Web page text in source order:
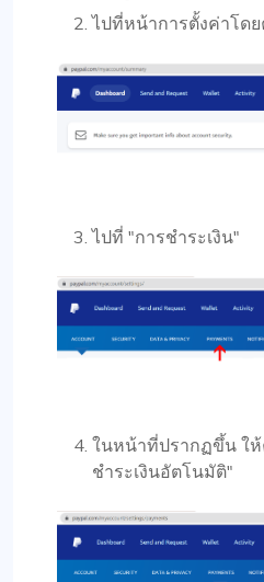
ไปที่หน้าการตั้งค่าโด
ไปที่ "การชำระเงิน"
ในหน้าที่ปรากฏขึ้น ใ
ชำระเงินอัตโนมัติ"